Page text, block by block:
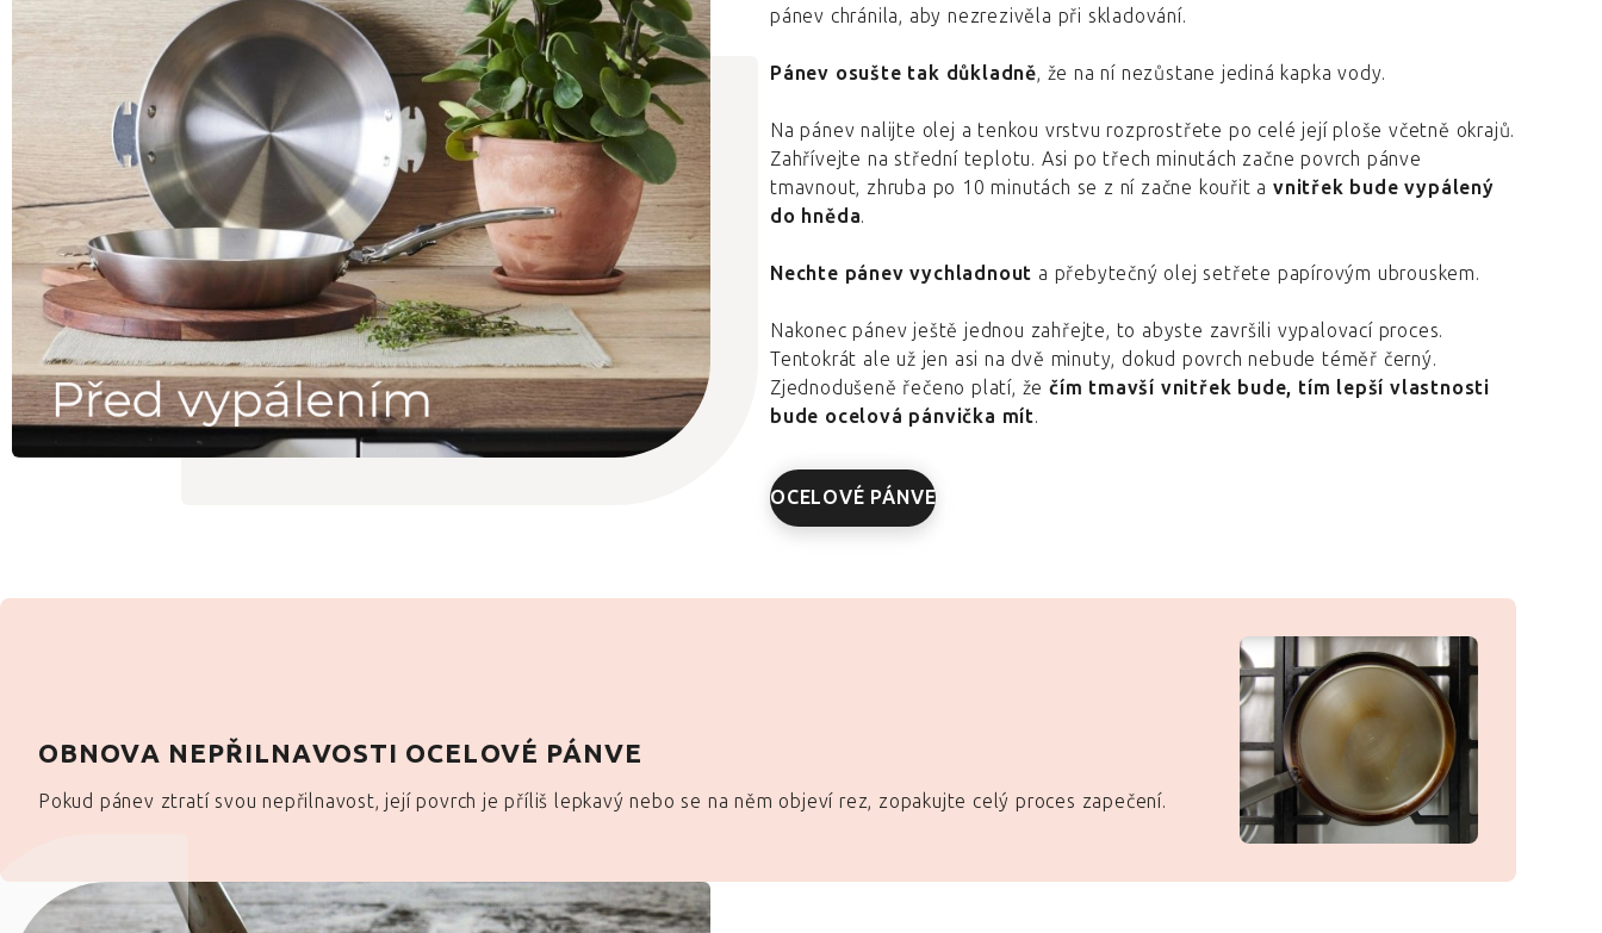
pánev chránila, aby nezrezivěla při skladování.
Pánev osušte tak důkladně, že na ní nezůstane jediná kapka vody.
Na pánev nalijte olej a tenkou vrstvu rozprostřete po celé její ploše včetně okrajů.
Zahřívejte na střední teplotu. Asi po třech minutách začne povrch pánve
tmavnout, zhruba po 10 minutách se z ní začne kouřit a vnitřek bude vypálený
do hněda.
Nechte pánev vychladnout a přebytečný olej setřete papírovým ubrouskem.
Nakonec pánev ještě jednou zahřejte, to abyste završili vypalovací proces.
Tentokrát ale už jen asi na dvě minuty, dokud povrch nebude téměř černý.
Zjednodušeně řečeno platí, žečím tmavší vnitřek bude, tím lepší vlastnosti
bude ocelová pánvička mít.
OCELOVÉ PÁNVE
OBNOVA NEPŘILNAVOSTI OCELOVÉ PÁNVE
Pokud pánev ztratí svou nepřilnavost, její povrch je příliš lepkavý nebo se na něm objeví rez, zopakujte celý proces zapečení.